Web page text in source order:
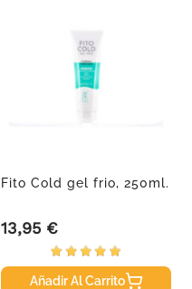
Fito Cold gel frio, 250ml.
Precio
13,95 €
Añadir Al Carrito